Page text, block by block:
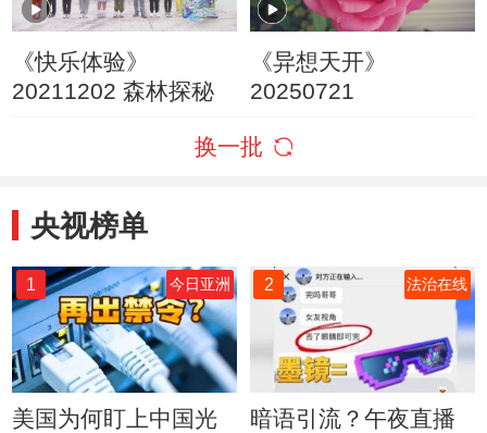
《快乐体验》
20211202 森林探秘
《异想天开》
20250721
换一批
央视榜单
1 今日亚洲
美国为何盯上中国光
2 法治在线
暗语引流？午夜直播